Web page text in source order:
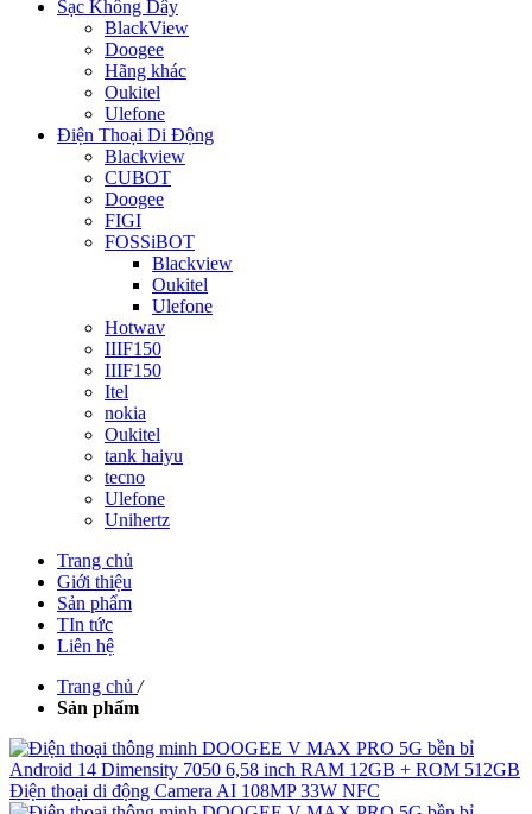
Sạc Không Dây
BlackView
Doogee
Hãng khác
Oukitel
Ulefone
Điện Thoại Di Động
Blackview
CUBOT
Doogee
FIGI
FOSSiBOT
Blackview
Oukitel
Ulefone
Hotwav
IIIF150
IIIF150
Itel
nokia
Oukitel
tank haiyu
tecno
Ulefone
Unihertz
Trang chủ
Giới thiệu
Sản phẩm
TIn tức
Liên hệ
Trang chủ /
Sản phẩm